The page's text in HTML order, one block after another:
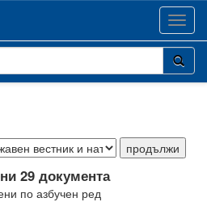
29 документа
по азбучен ред